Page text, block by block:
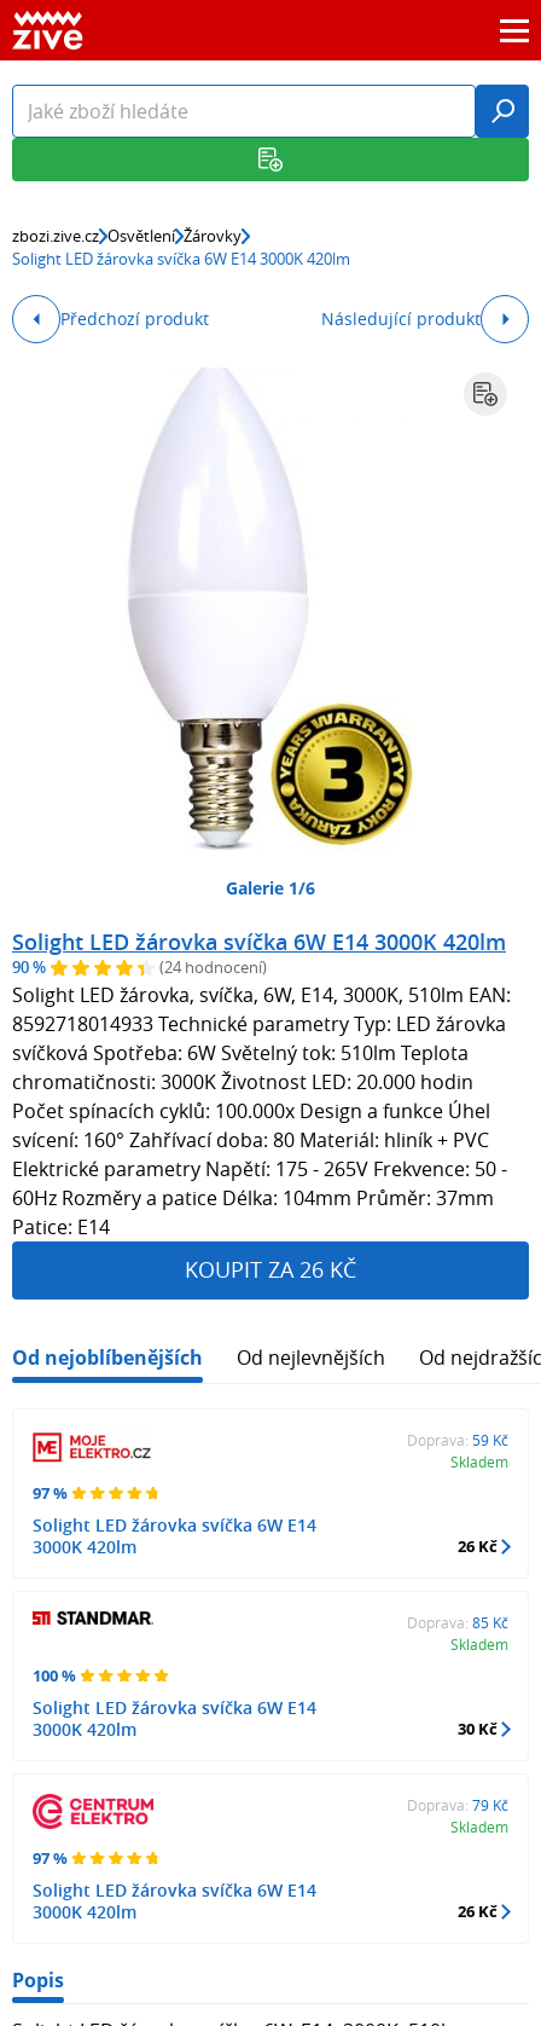
zbozi.zive.cz Osvětlení Žárovky
Solight LED žárovka svíčka 6W E14 3000K 420lm
Předchozí produkt Následující produkt
Galerie 1/6
Solight LED žárovka svíčka 6W E14 3000K 420lm
90 % (24 hodnocení)
Solight LED žárovka, svíčka, 6W, E14, 3000K, 510lm EAN:
8592718014933 Technické parametry Typ: LED žárovka
svíčková Spotřeba: 6W Světelný tok: 510lm Teplota
chromatičnosti: 3000K Životnost LED: 20.000 hodin
Počet spínacích cyklů: 100.000x Design a funkce Úhel
svícení: 160° Zahřívací doba: 80 Materiál: hliník + PVC
Elektrické parametry Napětí: 175 - 265V Frekvence: 50 -
60Hz Rozměry a patice Délka: 104mm Průměr: 37mm
Patice: E14
KOUPIT ZA 26 KČ
Od nejoblíbenějších Od nejlevnějších Od
97 %
Solight LED žárovka svíčka 6W E14
3000K 420lm
Doprava: 59 Kč
Skladem
26 Kč
100 %
Solight LED žárovka svíčka 6W E14
3000K 420lm
Doprava: 85 Kč
Skladem
30 Kč
97 %
Solight LED žárovka svíčka 6W E14
3000K 420lm
Doprava: 79 Kč
Skladem
26 Kč
Popis